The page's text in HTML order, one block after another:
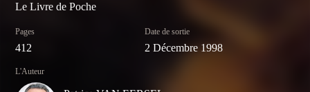
Le Livre de Poche
Pages
412
Date de sortie
2 Décembre 1998
L'Auteur